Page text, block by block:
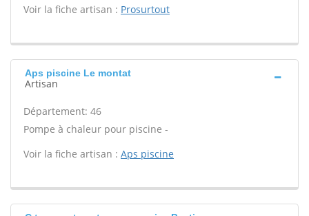
Voir la fiche artisan : Prosurtout
Aps piscine Le montat
Artisan
Département: 46
Pompe à chaleur pour piscine -
Voir la fiche artisan : Aps piscine